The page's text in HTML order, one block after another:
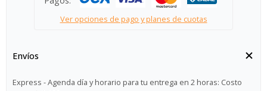
Ver opciones de pago y planes de cuotas
Envíos
Express - Agenda día y horario para tu entrega en 2 horas: Costo